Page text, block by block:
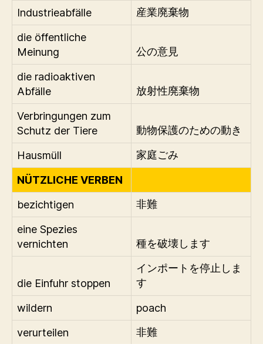
Industrieabfälle 産業廃棄物
die öffentliche
Meinung
公の意見
die radioaktiven
Abfälle
放射性廃棄物
Verbringungen zum
Schutz der Tiere
動物保護のための動き
Hausmüll 家庭ごみ
NÜTZLICHE VERBEN
bezichtigen
非難
eine Spezies
vernichten
種を破壊します
die Einfuhr stoppen
インポートを停止しま
す
wildern
poach
verurteilen
非難